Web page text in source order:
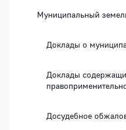
Муниципальный
Доклады о
Доклады
Досудебное